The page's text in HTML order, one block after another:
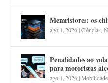
Memristores: os
ago 1, 2026|Ciências ,
Penalidades ao
para motoristas
ago 1, 2026|Mobilidade